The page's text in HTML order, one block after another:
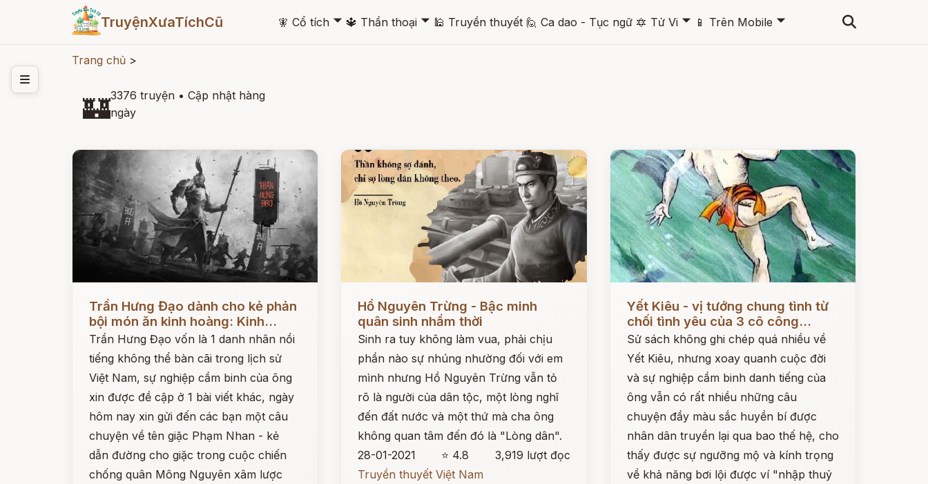
TruyệnXưaTíchCũ 🧚 Cổ tích 🞃 🔱 Thần thoại 🞃 🕌 Truyền thuyết 🙋 Ca dao - Tục ngữ 🔯 Tử Vi 🞃 📱 Trên Mobile 🞃
Trang chủ >
🏰3376 truyện • Cập nhật hàng
ngày
Đọc ngay
Trần Hưng Đạo dành cho kẻ phản
bội món ăn kinh hoàng: Kinh...
Trần Hưng Đạo vốn là 1 danh nhân nổi
tiếng không thể bàn cãi trong lịch sử
Việt Nam, sự nghiệp cầm binh của ông
xin được đề cập ở 1 bài viết khác, ngày
hôm nay xin gửi đến các bạn một câu
chuyện về tên giặc Phạm Nhan - kẻ
dẫn đường cho giặc trong cuộc chiến
chống quân Mông Nguyên xâm lược
Đọc ngay
Hồ Nguyên Trừng - Bậc minh
quân sinh nhầm thời
Sinh ra tuy không làm vua, phải chịu
phần nào sự nhúng nhường đối với em
mình nhưng Hồ Nguyên Trừng vẫn tỏ
rõ là người của dân tộc, một lòng nghĩ
đến đất nước và một thứ mà cha ông
không quan tâm đến đó là "Lòng dân".
28-01-2021
⭐ 4.8
3,919 lượt đọc
Truyền thuyết Việt Nam
Đọc ngay
Yết Kiêu - vị tướng chung tình từ
chối tình yêu của 3 cô công...
Sử sách không ghi chép quá nhiều về
Yết Kiêu, nhưng xoay quanh cuộc đời
và sự nghiệp cầm binh danh tiếng của
ông vẫn có rất nhiều những câu
chuyện đầy màu sắc huyền bí được
nhân dân truyền lại qua bao thế hệ, cho
thấy được sự ngưỡng mộ và kính trọng
về khả năng bơi lội được ví "nhập thuỷ